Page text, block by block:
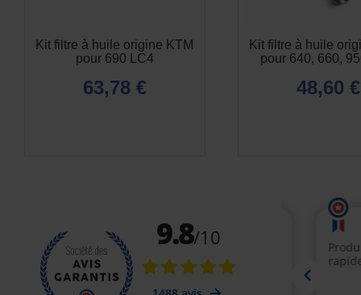
Kit filtre à huile origine KTM
pour 690 LC4
63,78 €
Kit filtre à huile
pour 640, 660,
48,60 €